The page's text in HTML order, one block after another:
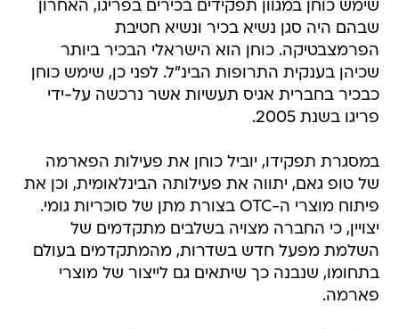
שימש כוחן במגוון תפקידים בכירים בפריגו, האחרון
שבהם היה סגן נשיא בכיר ונשיא חטיבת
הפרמצבטיקה. כוחן הוא הישראלי הבכיר ביותר
שכיהן בענקית התרופות הבינ"ל. לפני כן, שימש כוחן
כבכיר בחברית אגיס תעשיות אשר נרכשה על-ידי
פריגו בשנת 2005.
במסגרת תפקידו, יוביל כוחן את פעילות הפארמה
של טופ גאם, יתווה את פעילותה הבינלאומית, וכן את
פיתוח מוצרי ה-OTC בצורת מתן של סוכריות גומי.
יצויין, כי החברה מצויה בשלבים מתקדמים של
השלמת מפעל חדש בשדרות, מהמתקדמים בעולם
בתחומו, שנבנה כך שיתאים גם לייצור של מוצרי
פארמה.